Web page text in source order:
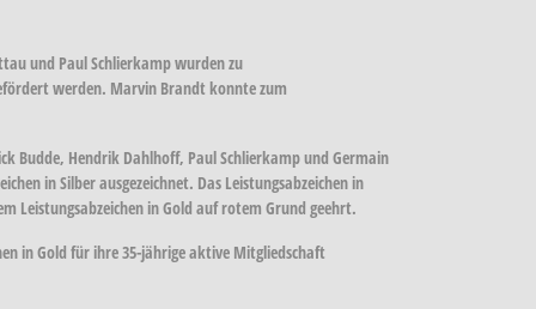
und Paul Schlierkamp wurden zu
werden. Marvin Brandt konnte zum
Budde, Hendrik Dahlhoff, Paul Schlierkamp und Germain
in Silber ausgezeichnet. Das Leistungsabzeichen in
Leistungsabzeichen in Gold auf rotem Grund geehrt.
in Gold für ihre 35-jährige aktive Mitgliedschaft